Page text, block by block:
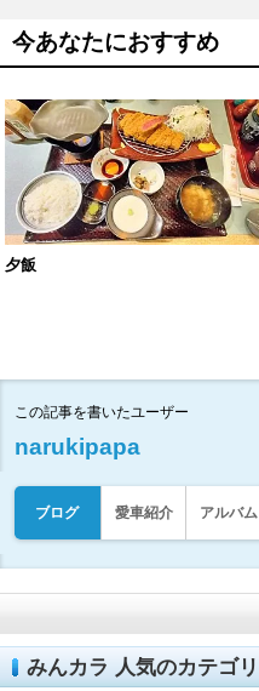
今あなたにおすすめ
夕飯
この記事を書いたユーザー
narukipapa
ブログ 愛車紹介 アルバム
みんカラ 人気のカテゴリ